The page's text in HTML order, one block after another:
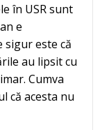
în USR sunt
e
sigur este că
au lipsit cu
Cumva
că acesta nu